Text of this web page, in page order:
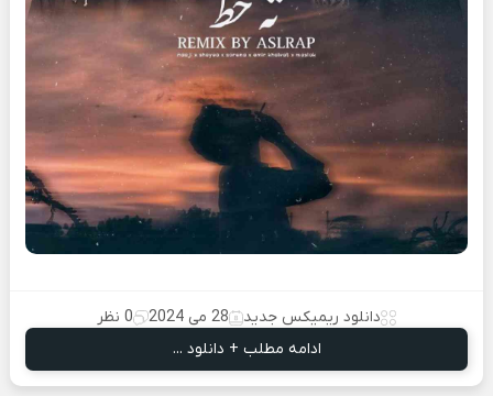
دانلود ریمیکس جدید 28 می 2024
0 نظر
ادامه مطلب + دانلود ...